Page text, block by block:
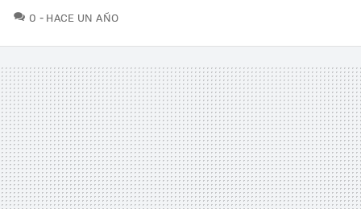
0 COMENTARIOS
HACE UN AÑO